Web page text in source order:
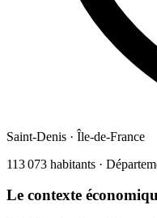
Saint-Denis · Île-de-France
113 073 habitants ·
Le contexte